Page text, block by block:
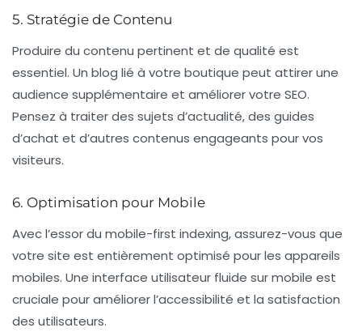
5. Stratégie de Contenu
Produire du contenu pertinent et de qualité est
essentiel. Un blog lié à votre boutique peut attirer une
audience supplémentaire et améliorer votre SEO.
Pensez à traiter des sujets d’actualité, des guides
d’achat et d’autres contenus engageants pour vos
visiteurs.
6. Optimisation pour Mobile
Avec l’essor du mobile-first indexing, assurez-vous que
votre site est entièrement optimisé pour les appareils
mobiles. Une interface utilisateur fluide sur mobile est
cruciale pour améliorer l’accessibilité et la satisfaction
des utilisateurs.